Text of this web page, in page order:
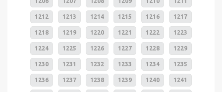
1212 1213 1214 1215 1216 1217
1218 1219 1220 1221 1222 1223
1224 1225 1226 1227 1228 1229
1230 1231 1232 1233 1234 1235
1236 1237 1238 1239 1240 1241